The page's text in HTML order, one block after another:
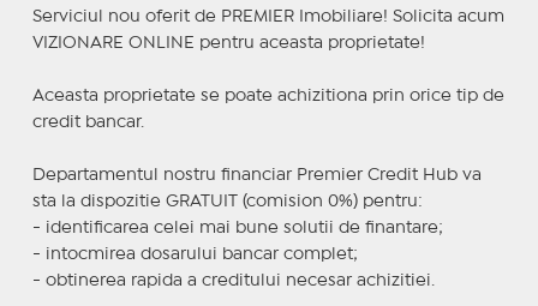
Serviciul nou oferit de PREMIER Imobiliare! Solicita acum
VIZIONARE ONLINE pentru aceasta proprietate!
Aceasta proprietate se poate achizitiona prin orice tip de
credit bancar.
Departamentul nostru financiar Premier Credit Hub va
sta la dispozitie GRATUIT (comision 0%) pentru:
- identificarea celei mai bune solutii de finantare;
- intocmirea dosarului bancar complet;
- obtinerea rapida a creditului necesar achizitiei.